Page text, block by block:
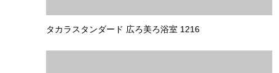
タカラスタンダード 広ろ美ろ浴室 1216